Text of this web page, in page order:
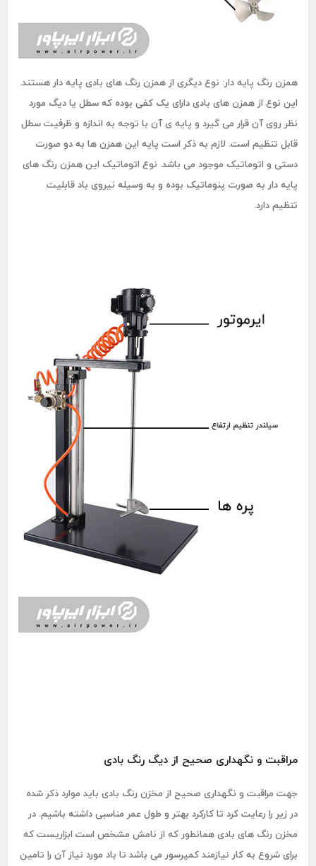
همزن رنگ پایه دار: نوع دیگری از همزن رنگ های بادی پایه دار هستند.
این نوع از همزن های بادی دارای یک کفی بوده که سطل یا دیگ مورد
نظر روی آن قرار می گیرد و پایه ی آن با توجه به اندازه و ظرفیت سطل
قابل تنظیم است. لازم به ذکر است پایه این همزن ها به دو صورت
دستی و اتوماتیک موجود می باشد. نوع اتوماتیک این همزن رنگ های
پایه دار به صورت پنوماتیک بوده و به وسیله نیروی باد قابلیت
تنظیم دارد.
مراقبت و نگهداری صحیح از دیگ رنگ بادی
جهت مراقبت و نگهداری صحیح از مخزن رنگ بادی باید موارد ذکر شده
در زیر را رعایت کرد تا کارکرد بهتر و طول عمر مناسبی داشته باشیم. در
مخزن رنگ های بادی همانطور که از نامش مشخص است ابزاریست که
برای شروع به کار نیازمند کمپرسور می باشد تا باد مورد نیاز آن را تامین